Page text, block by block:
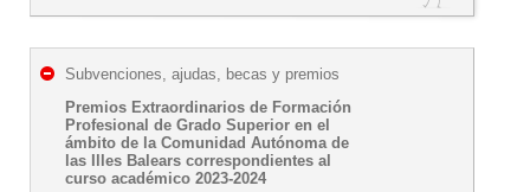
Subvenciones, ajudas, becas y premios
Premios Extraordinarios de Formación
Profesional de Grado Superior en el
ámbito de la Comunidad Autónoma de
las Illes Balears correspondientes al
curso académico 2023-2024